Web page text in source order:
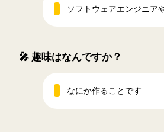
ソフトウェアエンジニア
🎤 趣味はなんですか？
なにか作ることです